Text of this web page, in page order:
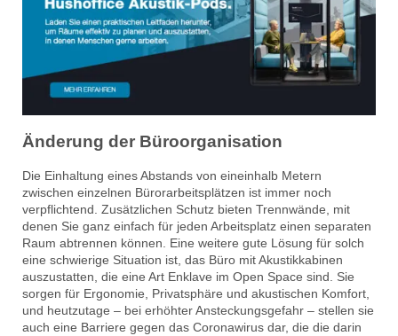
Änderung der Büroorganisation
Die Einhaltung eines Abstands von eineinhalb Metern
zwischen einzelnen Bürorarbeitsplätzen ist immer noch
verpflichtend. Zusätzlichen Schutz bieten Trennwände, mit
denen Sie ganz einfach für jeden Arbeitsplatz einen separaten
Raum abtrennen können. Eine weitere gute Lösung für solch
eine schwierige Situation ist, das Büro mit Akustikkabinen
auszustatten, die eine Art Enklave im Open Space sind. Sie
sorgen für Ergonomie, Privatsphäre und akustischen Komfort,
und heutzutage – bei erhöhter Ansteckungsgefahr – stellen sie
auch eine Barriere gegen das Coronawirus dar, die die darin